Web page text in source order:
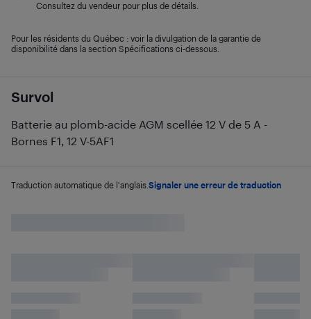
Survol
Batterie au plomb-acide AGM scellée 12 V de 5 A -
Bornes F1, 12 V-5AF1
Traduction automatique de l'anglais. Signaler une erreur de traduction
Consultez du vendeur pour plus de détails.
Pour les résidents du Québec : voir la divulgation de la garantie de
disponibilité dans la section Spécifications ci-dessous.